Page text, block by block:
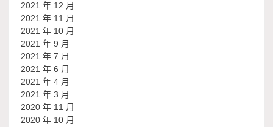
2021 年 12 月
2021 年 11 月
2021 年 10 月
2021 年 9 月
2021 年 7 月
2021 年 6 月
2021 年 4 月
2021 年 3 月
2020 年 11 月
2020 年 10 月